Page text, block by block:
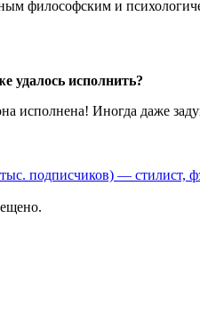
философским и
удалось исполнить?
исполнена! Иногда даже
подписчиков) — стилист,